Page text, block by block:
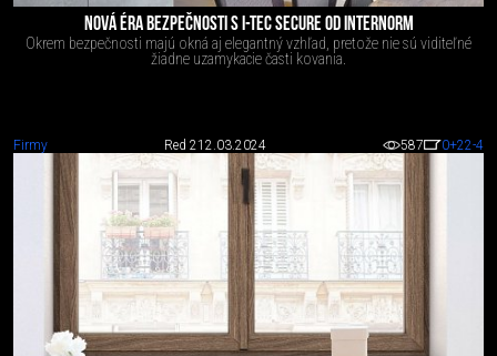
NOVÁ ÉRA BEZPEČNOSTI S I-TEC SECURE OD INTERNORM
Okrem bezpečnosti majú okná aj elegantný vzhľad, pretože nie sú viditeľné
žiadne uzamykacie časti kovania.
Firmy Red 212.03.2024 587 0+22-4